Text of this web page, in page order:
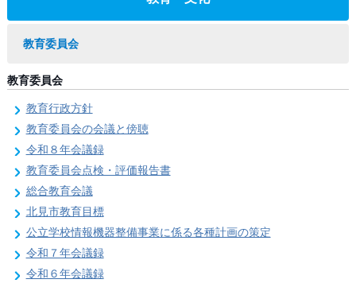
教育委員会
教育委員会
教育行政方針
教育委員会の会議と傍聴
令和８年会議録
教育委員会点検・評価報告書
総合教育会議
北見市教育目標
公立学校情報機器整備事業に係る各種計画の策定
令和７年会議録
令和６年会議録